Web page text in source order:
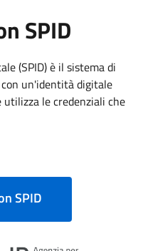
SPID
(SPID) è il sistema di
un'identità digitale
utilizza le credenziali che
SPID